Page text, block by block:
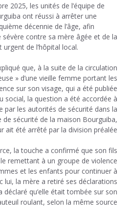
2025, les unités de l’équipe de
ont réussi à arrêter une
décennie de l’âge, afin
sévère contre sa mère âgée et de la
de l’hôpital local.
que, à la suite de la circulation
» d’une vieille femme portant les
sur son visage, qui a été publiée
social, la question a été accordée à
par les autorités de sécurité dans la
de sécurité de la maison Bourguiba,
ait été arrêté par la division préalée.
la touche a confirmé que son fils
remettant à un groupe de violence
et les enfants pour continuer à
lui, la mère a retiré ses déclarations
déclaré qu’elle était tombée sur son
roulant, selon la même source.